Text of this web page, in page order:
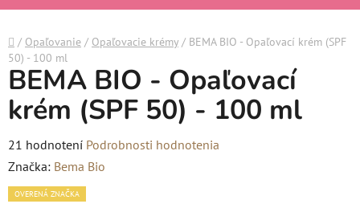
Domov
/ Opaľovanie / Opaľovacie krémy / BEMA BIO - Opaľovací krém (SPF
50) - 100 ml
BEMA BIO - Opaľovací
krém (SPF 50) - 100 ml
Priemerné
hodnotenie
produktu
21 hodnotení Podrobnosti hodnotenia
Značka: Bema Bio
OVERENÁ ZNAČKA